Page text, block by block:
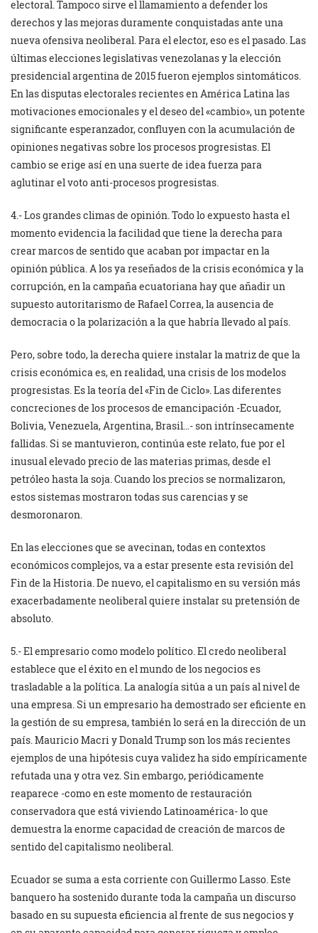
electoral. Tampoco sirve el llamamiento a defender los
derechos y las mejoras duramente conquistadas ante una
nueva ofensiva neoliberal. Para el elector, eso es el pasado. Las
últimas elecciones legislativas venezolanas y la elección
presidencial argentina de 2015 fueron ejemplos sintomáticos.
En las disputas electorales recientes en América Latina las
motivaciones emocionales y el deseo del «cambio», un potente
significante esperanzador, confluyen con la acumulación de
opiniones negativas sobre los procesos progresistas. El
cambio se erige así en una suerte de idea fuerza para
aglutinar el voto anti-procesos progresistas.
4.- Los grandes climas de opinión. Todo lo expuesto hasta el
momento evidencia la facilidad que tiene la derecha para
crear marcos de sentido que acaban por impactar en la
opinión pública. A los ya reseñados de la crisis económica y la
corrupción, en la campaña ecuatoriana hay que añadir un
supuesto autoritarismo de Rafael Correa, la ausencia de
democracia o la polarización a la que habría llevado al país.
Pero, sobre todo, la derecha quiere instalar la matriz de que la
crisis económica es, en realidad, una crisis de los modelos
progresistas. Es la teoría del «Fin de Ciclo». Las diferentes
concreciones de los procesos de emancipación -Ecuador,
Bolivia, Venezuela, Argentina, Brasil…- son intrínsecamente
fallidas. Si se mantuvieron, continúa este relato, fue por el
inusual elevado precio de las materias primas, desde el
petróleo hasta la soja. Cuando los precios se normalizaron,
estos sistemas mostraron todas sus carencias y se
desmoronaron.
En las elecciones que se avecinan, todas en contextos
económicos complejos, va a estar presente esta revisión del
Fin de la Historia. De nuevo, el capitalismo en su versión más
exacerbadamente neoliberal quiere instalar su pretensión de
absoluto.
5.- El empresario como modelo político. El credo neoliberal
establece que el éxito en el mundo de los negocios es
trasladable a la política. La analogía sitúa a un país al nivel de
una empresa. Si un empresario ha demostrado ser eficiente en
la gestión de su empresa, también lo será en la dirección de un
país. Mauricio Macri y Donald Trump son los más recientes
ejemplos de una hipótesis cuya validez ha sido empíricamente
refutada una y otra vez. Sin embargo, periódicamente
reaparece -como en este momento de restauración
conservadora que está viviendo Latinoamérica- lo que
demuestra la enorme capacidad de creación de marcos de
sentido del capitalismo neoliberal.
Ecuador se suma a esta corriente con Guillermo Lasso. Este
banquero ha sostenido durante toda la campaña un discurso
basado en su supuesta eficiencia al frente de sus negocios y